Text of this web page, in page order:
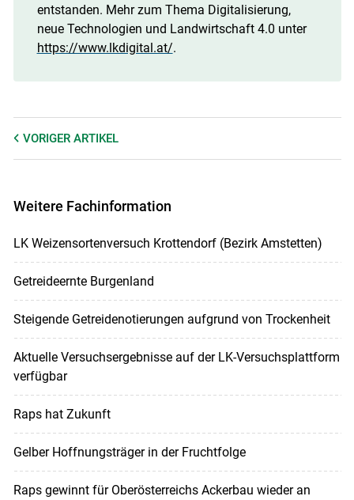
entstanden. Mehr zum Thema Digitalisierung,
neue Technologien und Landwirtschaft 4.0 unter
https://www.lkdigital.at/.
VORIGER ARTIKEL
Weitere Fachinformation
LK Weizensortenversuch Krottendorf (Bezirk Amstetten)
Getreideernte Burgenland
Steigende Getreidenotierungen aufgrund von Trockenheit
Aktuelle Versuchsergebnisse auf der LK-Versuchsplattform
verfügbar
Raps hat Zukunft
Gelber Hoffnungsträger in der Fruchtfolge
Raps gewinnt für Oberösterreichs Ackerbau wieder an